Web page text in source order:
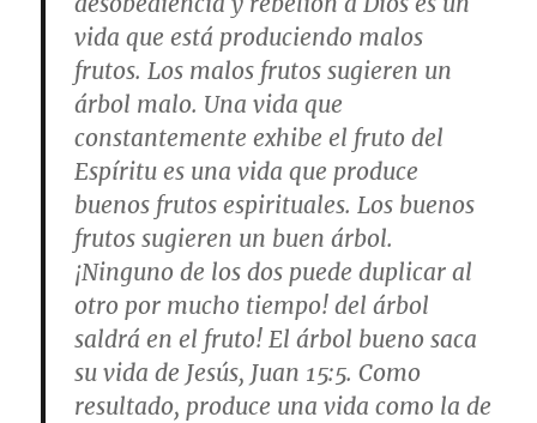
vida que está produciendo malos
frutos. Los malos frutos sugieren un
árbol malo. Una vida que
constantemente exhibe el fruto del
Espíritu es una vida que produce
buenos frutos espirituales. Los buenos
frutos sugieren un buen árbol.
¡Ninguno de los dos puede duplicar al
otro por mucho tiempo! del árbol
saldrá en el fruto! El árbol bueno saca
su vida de Jesús, Juan 15:5. Como
resultado, produce una vida como la de